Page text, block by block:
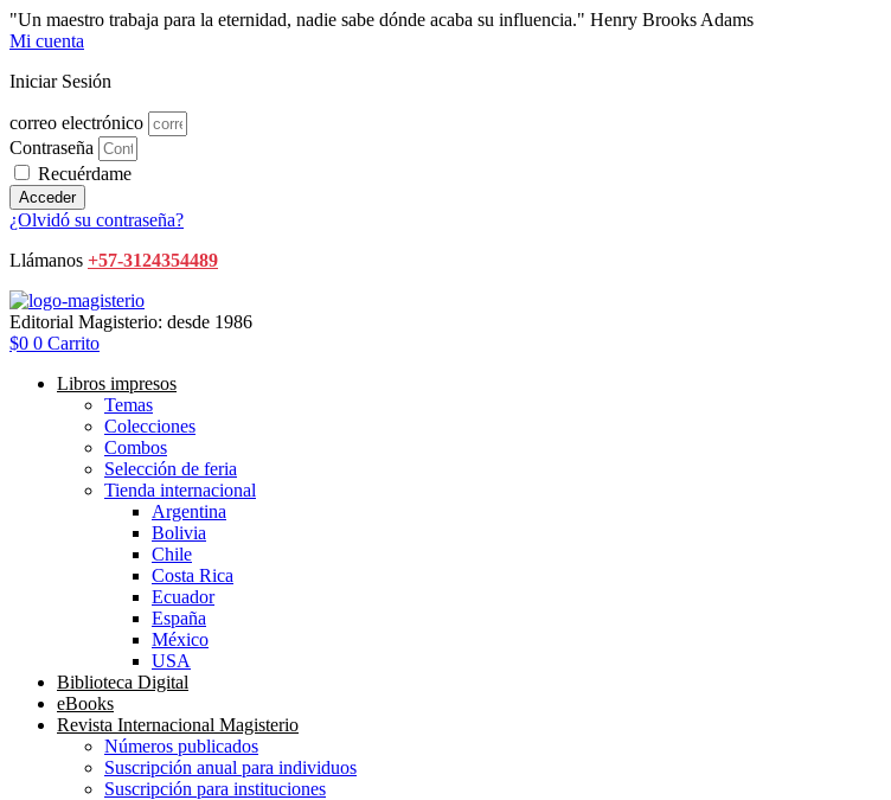
Ir
al
"Un maestro trabaja para la eternidad, nadie sabe dónde acaba su influencia." Henry Brooks Adams
Mi cuenta
Iniciar Sesión
correo electrónico
Contraseña
Recuérdame
Acceder
¿Olvidó su contraseña?
Llámanos +57-3124354489
Editorial Magisterio: desde 1986
$0 0 Carrito
Libros impresos
Temas
Colecciones
Combos
Selección de feria
Tienda internacional
Argentina
Bolivia
Chile
Costa Rica
Ecuador
España
México
USA
Biblioteca Digital
eBooks
Revista Internacional Magisterio
Números publicados
Suscripción anual para individuos
Suscripción para instituciones